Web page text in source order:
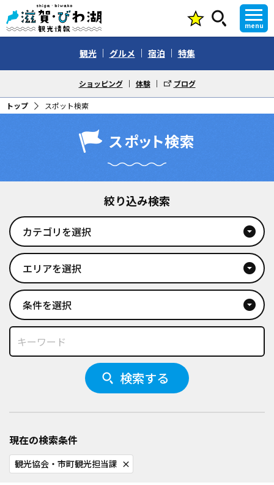
menu
観光 グルメ 宿泊 特集
ショッピング 体験 ブログ
トップ スポット検索
スポット検索
絞り込み検索
カテゴリを選択 arrow_drop_down_circle
エリアを選択 arrow_drop_down_circle
条件を選択 arrow_drop_down_circle
検索する
現在の検索条件
観光協会・市町観光担当課 close